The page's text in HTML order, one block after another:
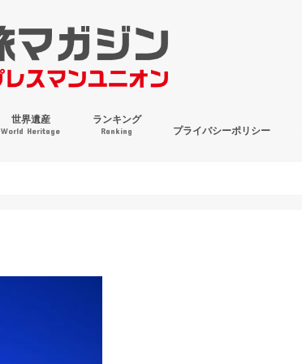
世界遺産
World Heritage
ランキング
Ranking プライバシーポリシー